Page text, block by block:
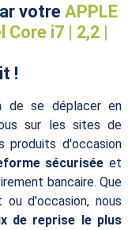
votre APPLE
Core i7 | 2,2 |
!
de se déplacer en
sur les sites de
produits d'occasion
sécurisée et
bancaire. Que
d'occasion, nous
de reprise le plus